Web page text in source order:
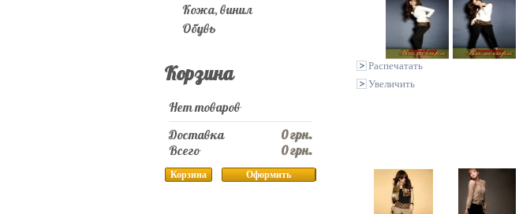
Кожа, винил
Обувь
Корзина
Нет товаров
Доставка
0 грн.
Всего
0 грн.
Корзина Оформить
Распечатать
Увеличить